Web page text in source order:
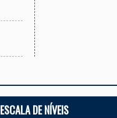
ESCALA DE NÍVEIS